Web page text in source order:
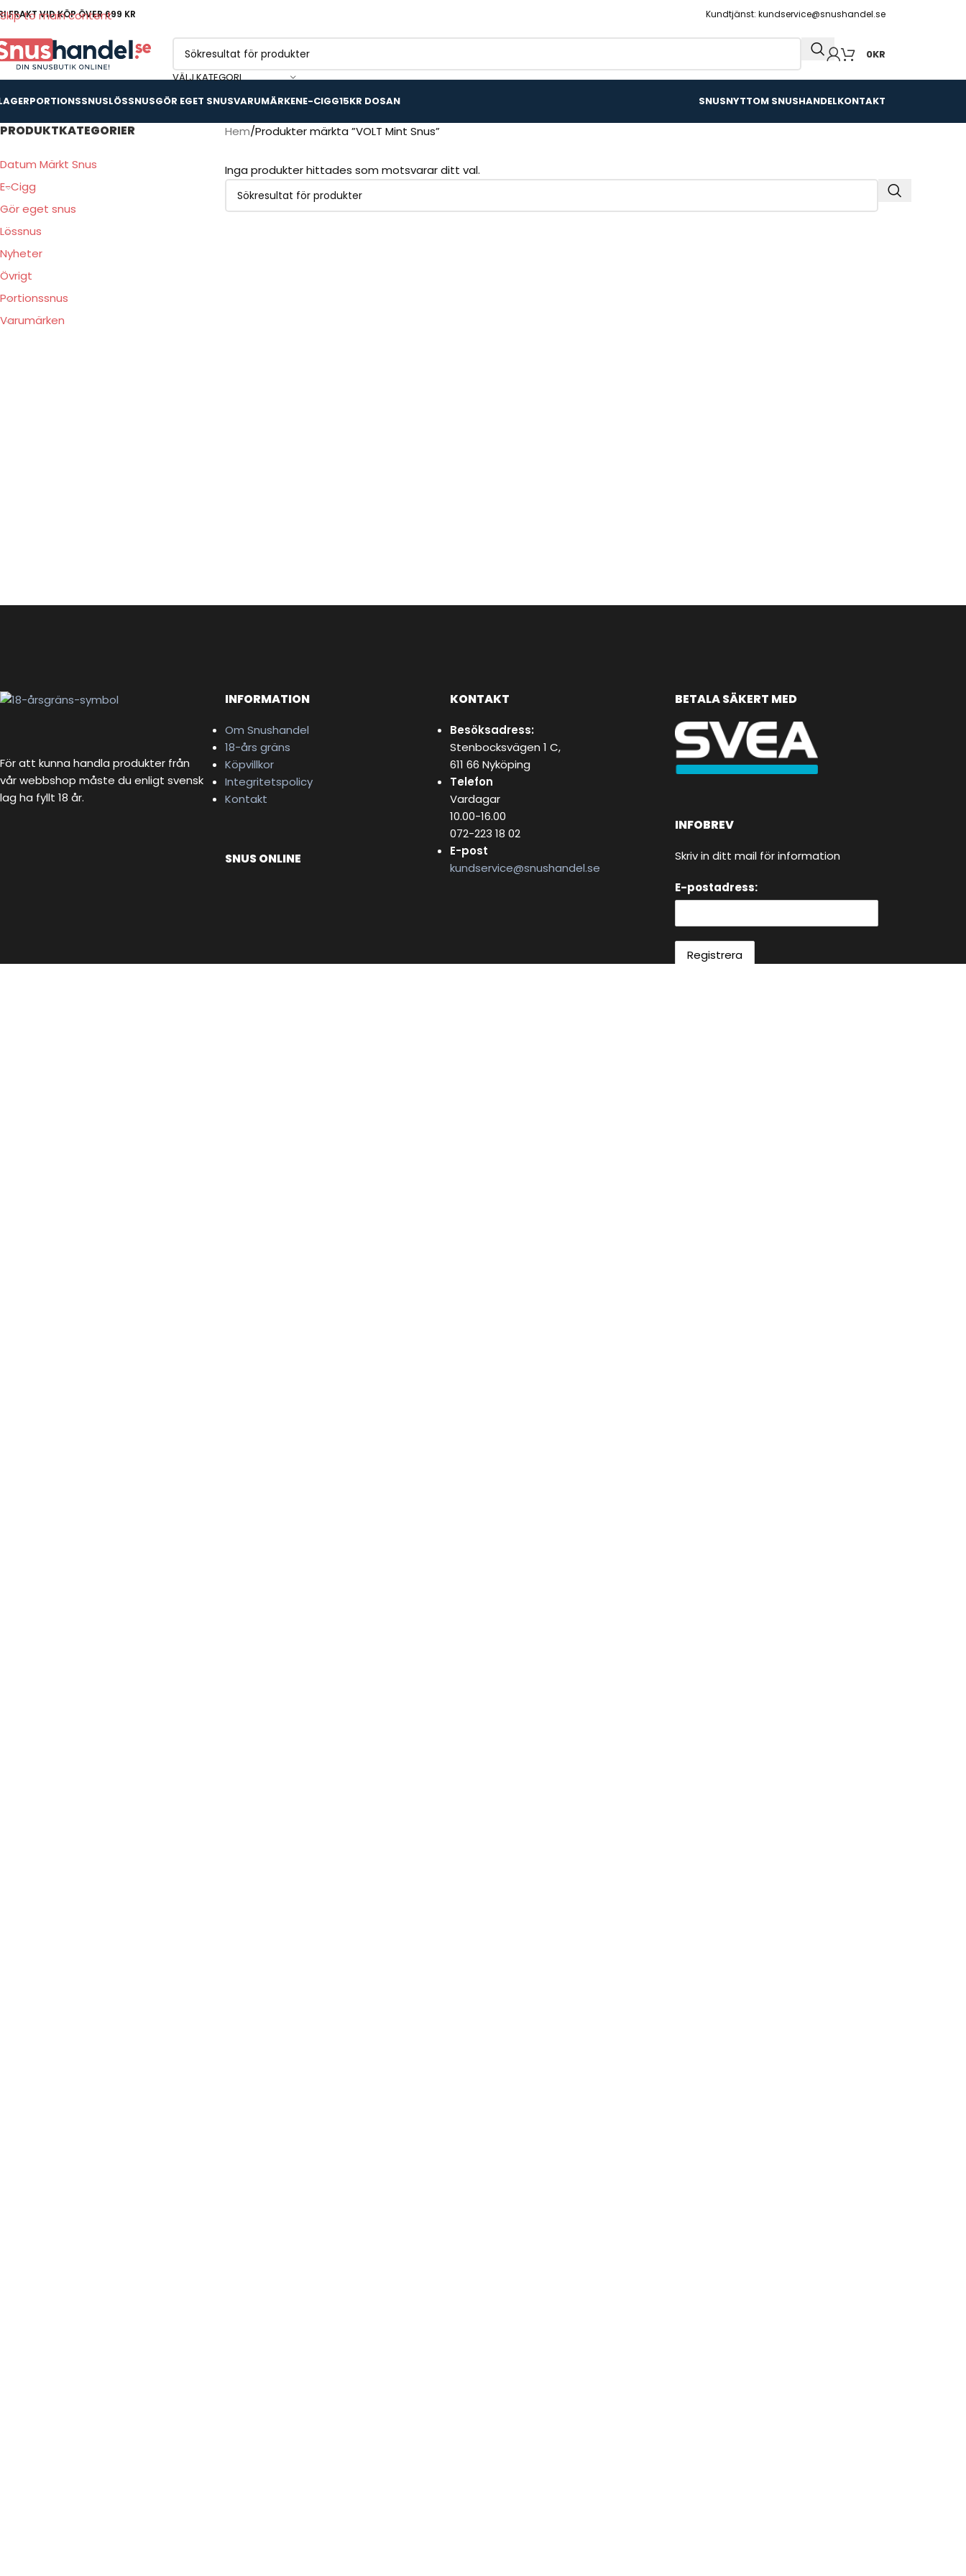
Skip to main content
FRAKT VID KÖP ÖVER 699 KR Kundtjänst: kundservice@snushandel.se
VÄLJ KATEGORI
0KR
PORTIONSSNUSLÖSSNUSGÖR EGET SNUSVARUMÄRKENE-CIGG15KR DOSAN SNUSNYTTOM SNUSHANDELKONTAKT
PRODUKTKATEGORIER
Datum Märkt Snus
E-Cigg
Gör eget snus
Lössnus
Nyheter
Övrigt
Portionssnus
Varumärken
Hem Produkter märkta ”VOLT Mint Snus”
Inga produkter hittades som motsvarar ditt val.
För att kunna handla produkter från
vår webbshop måste du enligt svensk
lag ha fyllt 18 år.
INFORMATION
Om Snushandel
18-års gräns
Köpvillkor
Integritetspolicy
Kontakt
SNUS ONLINE
KONTAKT
Besöksadress:
Stenbocksvägen 1 C,
611 66 Nyköping
Telefon
Vardagar
10.00-16.00
072-223 18 02
E-post
kundservice@snushandel.se
BETALA SÄKERT MED
INFOBREV
Skriv in ditt mail för information
E-postadress: